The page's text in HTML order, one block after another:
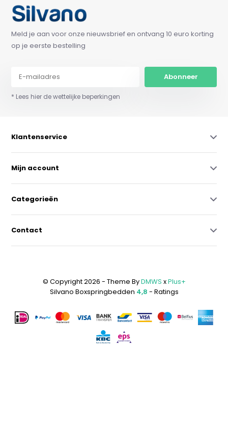
Meld je aan voor onze nieuwsbrief en ontvang 10 euro korting
op je eerste bestelling
Abonneer
* Lees hier de wettelijke beperkingen
Klantenservice
Mijn account
Categorieën
Contact
© Copyright 2026 - Theme ByDMWS xPlus+
Silvano Boxspringbedden 4,8 - Ratings